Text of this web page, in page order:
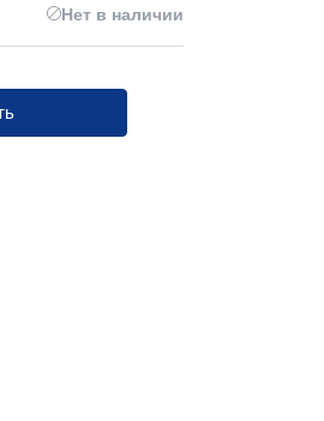
Нет в наличии